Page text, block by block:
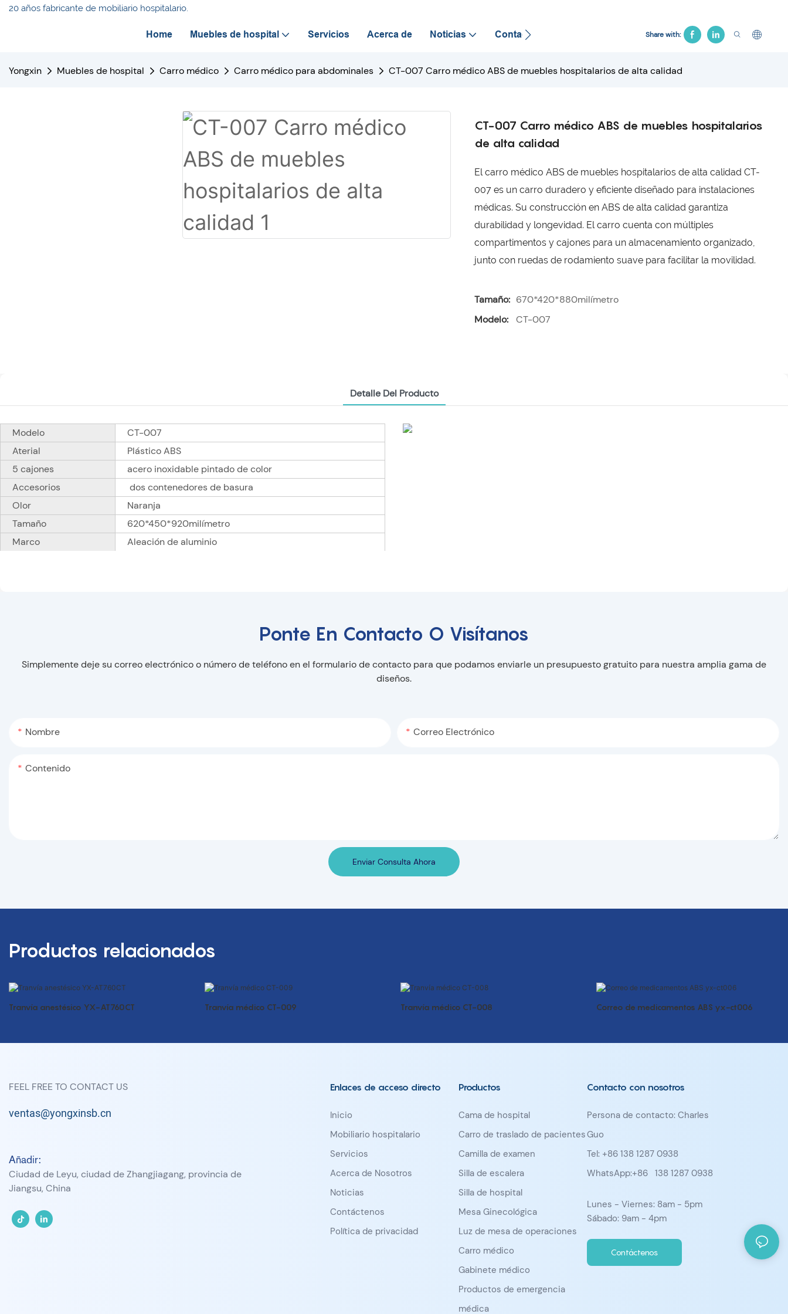
20 años fabricante de mobiliario hospitalario.
Home Muebles de hospital Servicios Acerca de Noticias Contacto Silla de hospital Cama
Share with:
Yongxin Muebles de hospital Carro médico Carro médico para abdominales CT-007 Carro médico ABS de muebles hospitalarios de alta calidad
CT-007 Carro médico ABS de muebles hospitalarios
de alta calidad
El carro médico ABS de muebles hospitalarios de alta calidad CT-
007 es un carro duradero y eficiente diseñado para instalaciones
médicas. Su construcción en ABS de alta calidad garantiza
durabilidad y longevidad. El carro cuenta con múltiples
compartimentos y cajones para un almacenamiento organizado,
junto con ruedas de rodamiento suave para facilitar la movilidad.
Tamaño: 670*420*880milímetro
Modelo:
CT-007
Detalle Del Producto
Modelo
CT-007
Aterial
Plástico ABS
5 cajones
acero inoxidable pintado de color
Accesorios
dos contenedores de basura
Olor
Naranja
Tamaño
620*450*920milímetro
Marco
Aleación de aluminio
Ponte En Contacto O Visítanos
Simplemente deje su correo electrónico o número de teléfono en el formulario de contacto para que podamos enviarle un presupuesto gratuito para nuestra amplia gama de
diseños.
Nombre Correo Electrónico
Contenido
Enviar Consulta Ahora
Productos relacionados
Tranvía anestésico YX-AT760CT Tranvía médico CT-009 Tranvía médico CT-008 Correo de medicamentos ABS yx-ct006
FEEL FREE TO CONTACT US
ventas@yongxinsb.cn
Añadir:
Ciudad de Leyu, ciudad de Zhangjiagang, provincia de
Jiangsu, China
Enlaces de acceso directo
Inicio
Mobiliario hospitalario
Servicios
Acerca de Nosotros
Noticias
Contáctenos
Política de privacidad
Productos
Cama de hospital
Carro de traslado de pacientes
Camilla de examen
Silla de escalera
Silla de hospital
Mesa Ginecológica
Luz de mesa de operaciones
Carro médico
Gabinete médico
Productos de emergencia
médica
Contacto con nosotros
Persona de contacto: Charles
Guo
Tel: +86 138 1287 0938
WhatsApp:+86 138 1287 0938
Lunes - Viernes: 8am - 5pm
Sábado: 9am - 4pm
Contáctenos